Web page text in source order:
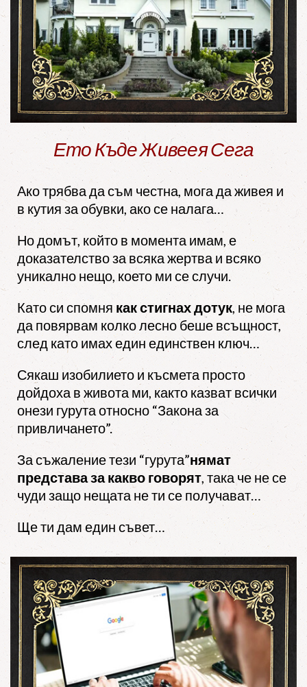
Ето Къде Живеея Сега
Ако трябва да съм честна, мога да живея и
в кутия за обувки, ако се налага…
Но домът, който в момента имам, е
доказателство за всяка жертва и всяко
уникално нещо, което ми се случи.
Като си спомнякак стигнах дотук, не мога
да повярвам колко лесно беше всъщност,
след като имах един единствен ключ…
Сякаш изобилието и късмета просто
дойдоха в живота ми, както казват всички
онези гурута относно “Закона за
привличането”.
За съжаление тези “гурута”нямат
представа за какво говорят, така че не се
чуди защо нещата не ти се получават…
Ще ти дам един съвет…